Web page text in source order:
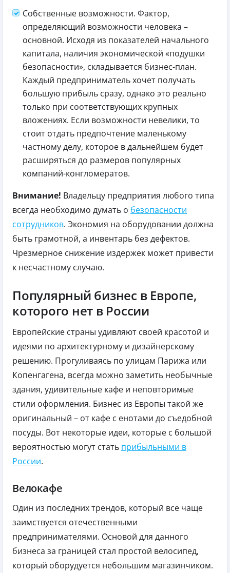
Собственные возможности. Фактор,
определяющий возможности человека –
основной. Исходя из показателей начального
капитала, наличия экономической «подушки
безопасности», складывается бизнес-план.
Каждый предприниматель хочет получать
большую прибыль сразу, однако это реально
только при соответствующих крупных
вложениях. Если возможности невелики, то
стоит отдать предпочтение маленькому
частному делу, которое в дальнейшем будет
расширяться до размеров популярных
компаний-конгломератов.
Внимание! Владельцу предприятия любого типа
всегда необходимо думать о безопасности
сотрудников. Экономия на оборудовании должна
быть грамотной, а инвентарь без дефектов.
Чрезмерное снижение издержек может привести
к несчастному случаю.
Популярный бизнес в Европе,
которого нет в России
Европейские страны удивляют своей красотой и
идеями по архитектурному и дизайнерскому
решению. Прогуливаясь по улицам Парижа или
Копенгагена, всегда можно заметить необычные
здания, удивительные кафе и неповторимые
стили оформления. Бизнес из Европы такой же
оригинальный – от кафе с енотами до съедобной
посуды. Вот некоторые идеи, которые с большой
вероятностью могут стать прибыльными в
России.
Велокафе
Один из последних трендов, который все чаще
заимствуется отечественными
предпринимателями. Основой для данного
бизнеса за границей стал простой велосипед,
который оборудуется небольшим магазинчиком.